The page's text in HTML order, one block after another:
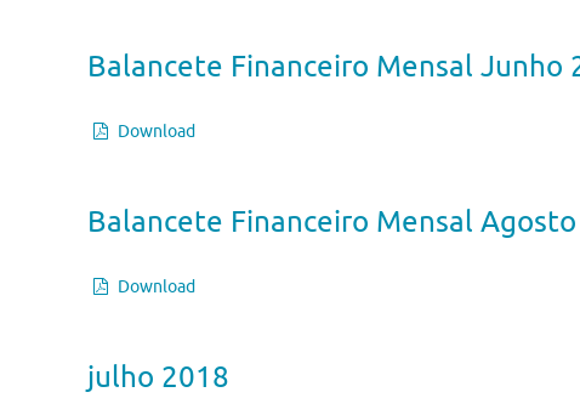
Balancete Financeiro Mensal Junho
Download
Balancete Financeiro Mensal
Download
julho 2018